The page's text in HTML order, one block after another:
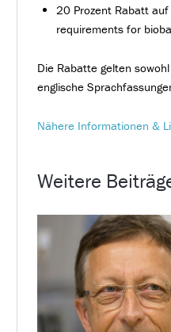
20 Prozent Rabatt
requirements for
Die Rabatte gelten
englische
Nähere Informationen &
Weitere